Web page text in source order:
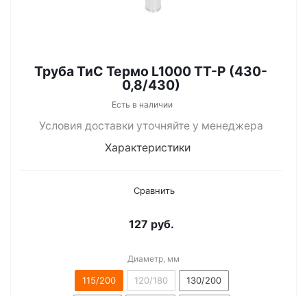
Труба ТиС Термо L1000 ТТ-Р (430-
0,8/430)
Есть в наличии
Условия доставки уточняйте у менеджера
Характеристики
Сравнить
127 руб.
Диаметр, мм
115/200 120/180 130/200